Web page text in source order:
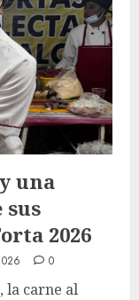
una
sus
2026
0
la carne al